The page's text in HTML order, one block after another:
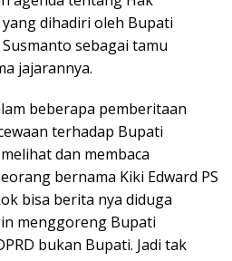
dihadiri oleh Bupati
sebagai tamu
jajarannya.
beberapa pemberitaan
terhadap Bupati
dan membaca
bernama Kiki Edward PS
bisa berita nya diduga
menggoreng Bupati
bukan Bupati. Jadi tak